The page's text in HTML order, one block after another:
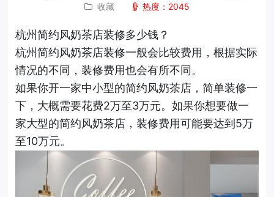
收藏
热度：2045
杭州简约风奶茶店装修多少钱？
杭州简约风奶茶店装修一般会比较费用，根据实际
情况的不同，装修费用也会有所不同。
如果你开一家中小型的简约风奶茶店，简单装修一
下，大概需要花费2万至3万元。如果你想要做一
家大型的简约风奶茶店，装修费用可能要达到5万
至10万元。